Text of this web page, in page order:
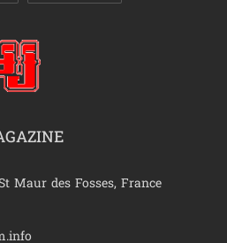
Maur des Fosses, France